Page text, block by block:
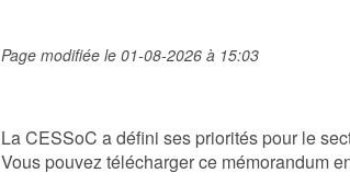
Page modifiée le 01-08-2026 à 15:03
La CESSoC a défini ses priorités pour le
Vous pouvez télécharger ce mémorandum